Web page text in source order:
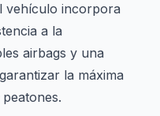
vehículo incorpora
a la
airbags y una
la máxima